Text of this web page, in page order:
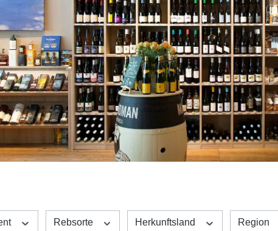
Rebsorte Herkunftsland Region